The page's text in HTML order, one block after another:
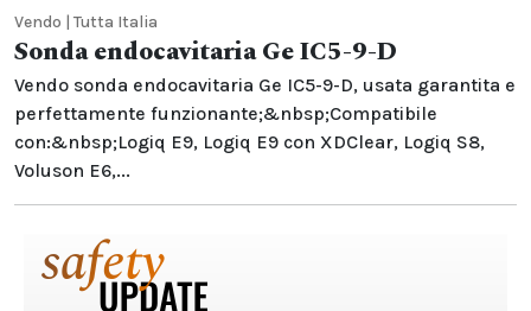
Vendo | Tutta Italia
Sonda endocavitaria Ge IC5-9-D
Vendo sonda endocavitaria Ge IC5-9-D, usata garantita e
perfettamente funzionante;&nbsp;Compatibile
con:&nbsp;Logiq E9, Logiq E9 con XDClear, Logiq S8,
Voluson E6,...